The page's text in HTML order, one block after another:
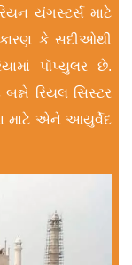
યંગસ્ટર્સ માટે
કે સદીઓથી
પૉપ્યુલર છે.
રિયલ સ‌િસ્ટર
માટે એને આયુર્વેદ